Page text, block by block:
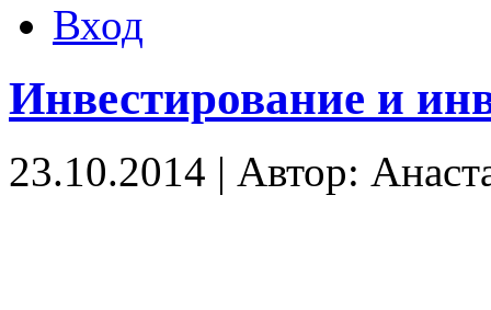
Вход
Инвестирование и
23.10.2014 | Автор: